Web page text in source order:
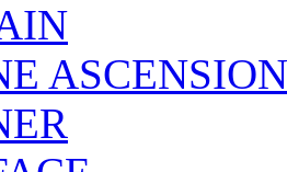
ASCENSION